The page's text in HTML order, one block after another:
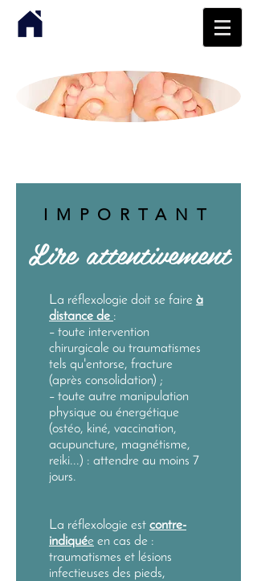
La réflexologie doit se faire à
distance de :
– toute intervention
chirurgicale ou traumatismes
tels qu'entorse, fracture
(après consolidation) ;
– toute autre manipulation
physique ou énergétique
(ostéo, kiné, vaccination,
acupuncture, magnétisme,
reiki...) : attendre au moins 7
jours.
La réflexologie est contre-
indiquée en cas de :
traumatismes et lésions
infectieuses des pieds,
IMPORTANT
Lire attentivement